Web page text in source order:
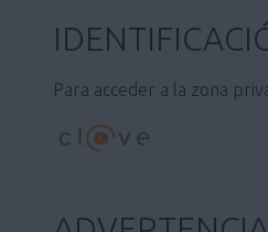
Para acceder a la zona